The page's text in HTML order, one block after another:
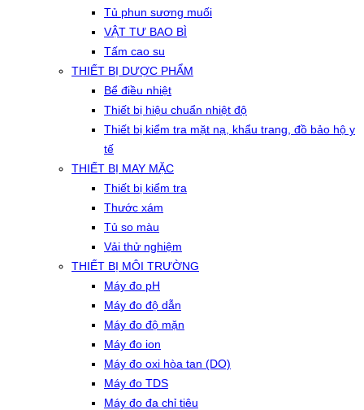
Tủ phun sương muối
VẬT TƯ BAO BÌ
Tấm cao su
THIẾT BỊ DƯỢC PHẨM
Bể điều nhiệt
Thiết bị hiệu chuẩn nhiệt độ
Thiết bị kiểm tra mặt nạ, khẩu trang, đồ bảo hộ y
tế
THIẾT BỊ MAY MẶC
Thiết bị kiểm tra
Thước xám
Tủ so màu
Vải thử nghiệm
THIẾT BỊ MÔI TRƯỜNG
Máy đo pH
Máy đo độ dẫn
Máy đo độ mặn
Máy đo ion
Máy đo oxi hòa tan (DO)
Máy đo TDS
Máy đo đa chỉ tiêu